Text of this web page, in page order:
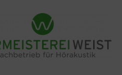
Startseite